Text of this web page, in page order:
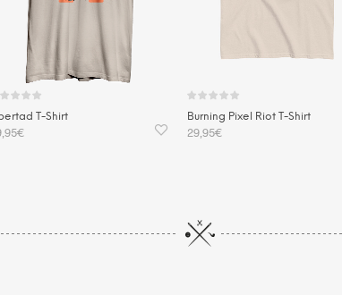
T-Shirt
€
Varianten
Burning Pixel Riot T-Shirt
29,95€